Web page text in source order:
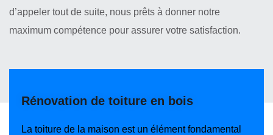
d’appeler tout de suite, nous prêts à donner notre
maximum compétence pour assurer votre satisfaction.
Rénovation de toiture en bois
La toiture de la maison est un élément fondamental